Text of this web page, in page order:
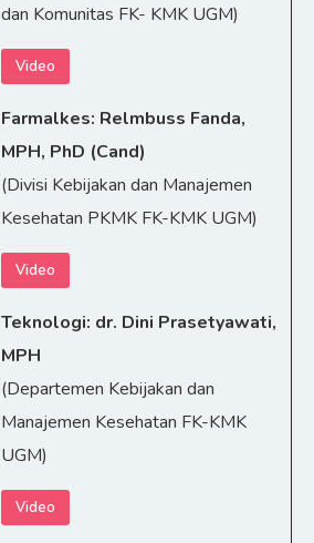
dan Komunitas FK- KMK UGM)
Video
Farmalkes: Relmbuss Fanda,
MPH, PhD (Cand)
(Divisi Kebijakan dan Manajemen
Kesehatan PKMK FK-KMK UGM)
Video
Teknologi: dr. Dini Prasetyawati,
MPH
(Departemen Kebijakan dan
Manajemen Kesehatan FK-KMK
UGM)
Video